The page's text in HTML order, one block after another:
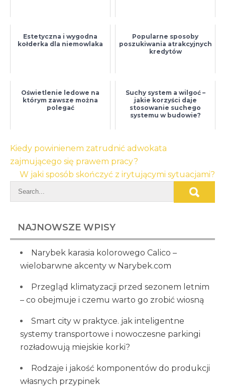
Estetyczna i wygodna
kołderka dla niemowlaka
Popularne sposoby
poszukiwania atrakcyjnych
kredytów
Oświetlenie ledowe na
którym zawsze można
polegać
Suchy system a wilgoć –
jakie korzyści daje
stosowanie suchego
systemu w budowie?
Nawigacja
wpisu
Kiedy powinienem zatrudnić adwokata
zajmującego się prawem pracy?
W jaki sposób skończyć z irytującymi sytuacjami?
NAJNOWSZE WPISY
Narybek karasia kolorowego Calico –
wielobarwne akcenty w Narybek.com
Przegląd klimatyzacji przed sezonem letnim
– co obejmuje i czemu warto go zrobić wiosną
Smart city w praktyce. jak inteligentne
systemy transportowe i nowoczesne parkingi
rozładowują miejskie korki?
Rodzaje i jakość komponentów do produkcji
własnych przypinek